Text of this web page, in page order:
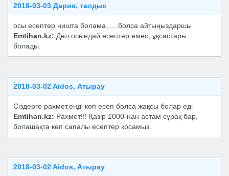
2018-03-03 Дария, талдык
осы есептер ништа болама......болса айтыңыздаршы
Emtihan.kz: Дәл осындай есептер емес, ұқсастары
болады.
2018-03-02 Aidos, Атырау
Сіздерге рахмет,енді көп есеп болса жақсы болар еді
Emtihan.kz: Рахмет!!! Қазiр 1000-нан астам сұрақ бар,
болашақта көп сапалы есептер қосамыз.
2018-03-02 Aidos, Атырау